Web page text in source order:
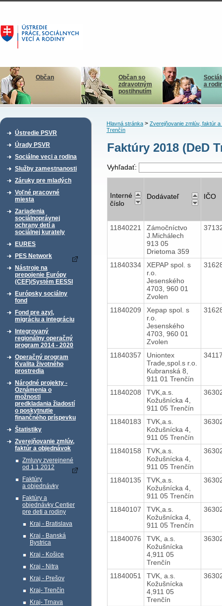
Občan
Občan so
zdravotným
postihnutím
a
Ústredie PSVR
Úrady PSVR
Sociálne veci a rodina
Služby zamestnanosti
Záruky pre mladých
Voľné pracovné
miesta
Zariadenia
sociálnoprávnej
ochrany detí a
sociálnej kurately
EURES
PES Network
Nástroje na
prepojenie Európy
(CEF)/Systém EESSI
Európsky sociálny
fond
Fond pre azyl,
migráciu a integráciu
Integrovaný
regionálny operačný
program 2014 - 2020
Operačný program
Kvalita životného
prostredia
Národné projekty -
Oznámenia o
možnosti
predkladania žiadostí
o poskytnutie
finančného príspevku
Štatistiky
Zverejňovanie zmlúv,
faktúr a objednávok
Zmluvy zverejnené
od 1.1.2012
Faktúry
a objednávky
Faktúry a
objednávky Centier
pre deti a rodiny
Kraj - Bratislava
Kraj - Banská
Bystrica
Kraj - Košice
Kraj - Nitra
Kraj - Prešov
Kraj- Trenčín
Kraj- Trnava
Hlavná stránka> Zverejňovanie zmlúv, faktúr a
Trenčín
Faktúry 2018 (DeD
Vyhľadať:
Interné
číslo
Dodávateľ IČO
11840221
Zámočníctvo
J.Michálech
913 05
Drietoma 359
11840334
XEPAP spol. s
r.o.
Jesenského
4703, 960 01
Zvolen
11840209
Xepap spol. s
r.o.
Jesenského
4703, 960 01
Zvolen
11840357
Uniontex
Trade,spol.s r.o.
Kubranská 8,
911 01 Trenčín
11840208
TVK,a.s.
Kožušnícka 4,
911 05 Trenčín
11840183
TVK,a.s.
Kožušnícka 4,
911 05 Trenčín
11840158
TVK,a.s.
Kožušnícka 4,
911 05 Trenčín
11840135
TVK,a.s.
Kožušnícka 4,
911 05 Trenčín
11840107
TVK,a.s.
Kožušnícka 4,
911 05 Trenčín
11840076
TVK, a.s.
Kožušnícka
4,911 05
Trenčín
11840051
TVK, a.s.
Kožušnícka
4,911 05
Trenčín